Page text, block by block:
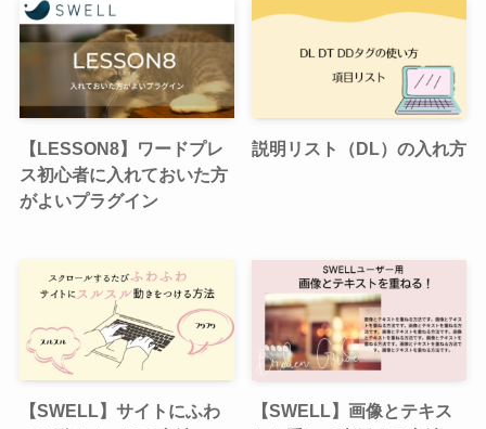
【LESSON8】ワードプレ
ス初心者に入れておいた方
がよいプラグイン
説明リスト（DL）の入れ方
【SWELL】サイトにふわ
【SWELL】画像とテキス